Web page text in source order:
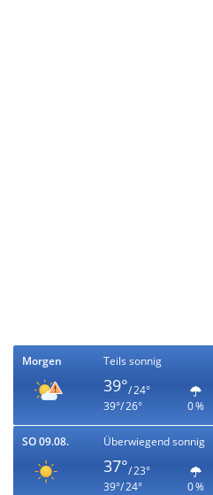
Morgen Teils sonnig
39°/ 24°
39°/ 26°
0 %
SO 09.08. Überwiegend sonnig
37°/ 23°
39°/ 24°
0 %